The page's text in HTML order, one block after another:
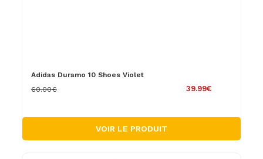
Adidas Duramo 10 Shoes Violet
39.99€
60.00€
VOIR LE PRODUIT